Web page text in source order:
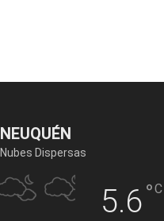
NEUQUÉN
Nubes Dispersas
5.6°C